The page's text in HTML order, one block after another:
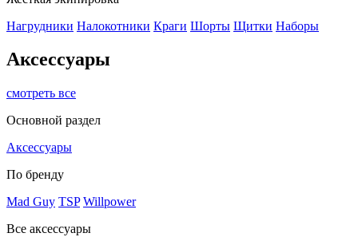
Нагрудники Налокотники Краги Шорты Щитки Наборы
Аксессуары
смотреть все
Основной раздел
Аксессуары
По бренду
Mad Guy TSP Willpower
Все аксессуары